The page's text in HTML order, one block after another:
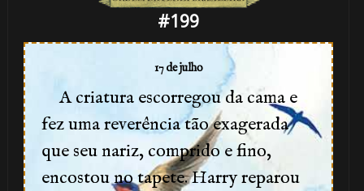
#199
17 de julho
A criatura escorregou da cama e
fez uma reverência tão exagerada
que seu nariz, comprido e fino,
encostou no tapete. Harry reparou